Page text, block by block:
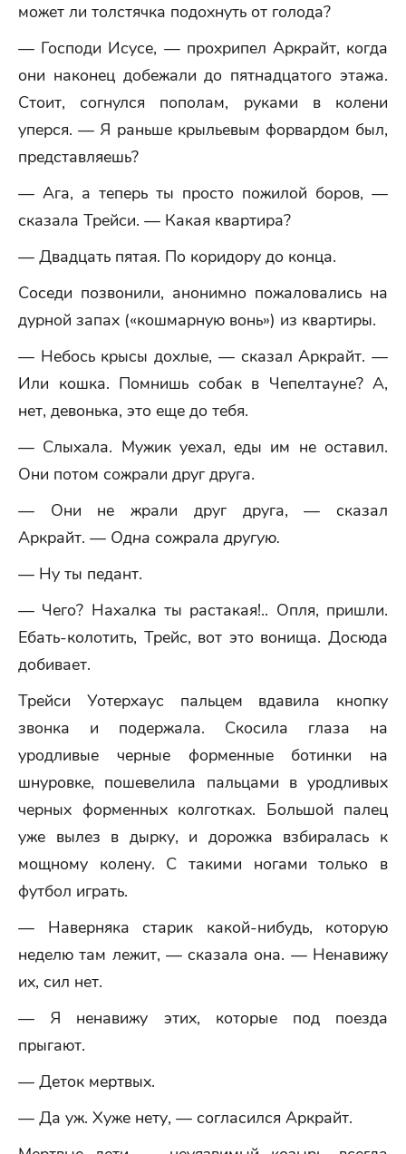
может ли толстячка подохнуть от голода?
— Господи Исусе, — прохрипел Аркрайт, когда
они наконец добежали до пятнадцатого этажа.
Стоит, согнулся пополам, руками в колени
уперся. — Я раньше крыльевым форвардом был,
представляешь?
— Ага, а теперь ты просто пожилой боров, —
сказала Трейси. — Какая квартира?
— Двадцать пятая. По коридору до конца.
Соседи позвонили, анонимно пожаловались на
дурной запах («кошмарную вонь») из квартиры.
— Небось крысы дохлые, — сказал Аркрайт. —
Или кошка. Помнишь собак в Чепелтауне? А,
нет, девонька, это еще до тебя.
— Слыхала. Мужик уехал, еды им не оставил.
Они потом сожрали друг друга.
— Они не жрали друг друга, — сказал
Аркрайт. — Одна сожраладругую.
— Ну ты педант.
— Чего? Нахалка ты растакая!.. Опля, пришли.
Ебать-колотить, Трейс, вот это вонища. Досюда
добивает.
Трейси Уотерхаус пальцем вдавила кнопку
звонка и подержала. Скосила глаза на
уродливые черные форменные ботинки на
шнуровке, пошевелила пальцами в уродливых
черных форменных колготках. Большой палец
уже вылез в дырку, и дорожка взбиралась к
мощному колену. С такими ногами только в
футбол играть.
— Наверняка старик какой-нибудь, которую
неделю там лежит, — сказала она. — Ненавижу
их, сил нет.
— Я ненавижу этих, которые под поезда
прыгают.
— Деток мертвых.
— Да уж. Хуже нету, — согласился Аркрайт.